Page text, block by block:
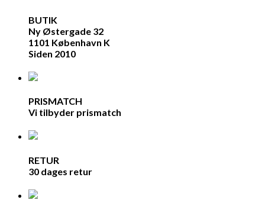
BUTIK
Ny Østergade 32
1101 København K
Siden 2010
PRISMATCH
Vi tilbyder prismatch
RETUR
30 dages retur